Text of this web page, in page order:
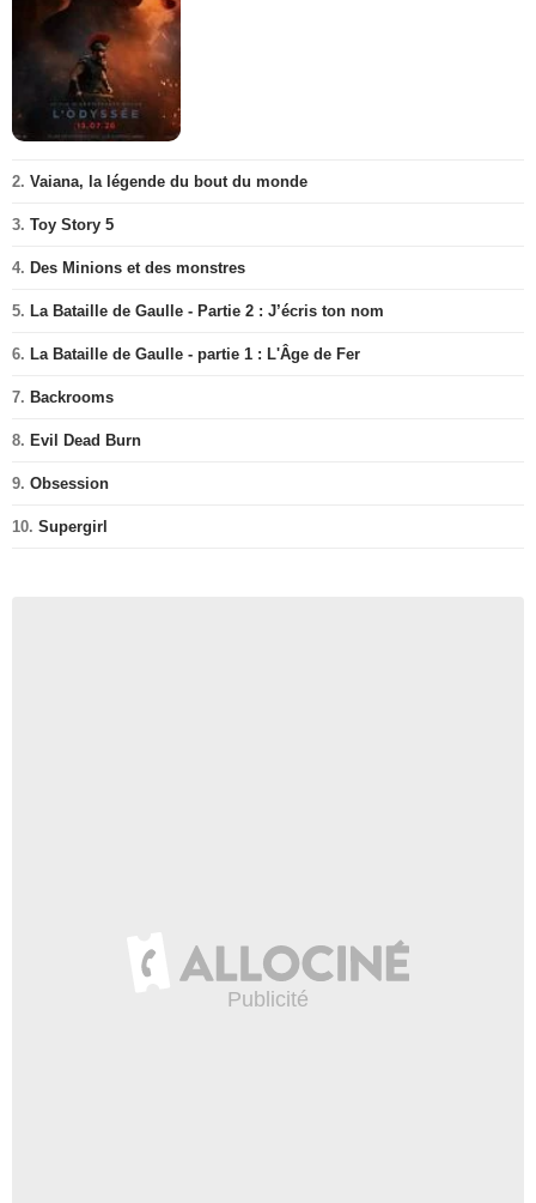
2. Vaiana, la légende du bout du monde
3. Toy Story 5
4. Des Minions et des monstres
5. La Bataille de Gaulle - Partie 2 : J’écris ton nom
6. La Bataille de Gaulle - partie 1 : L'Âge de Fer
7. Backrooms
8. Evil Dead Burn
9. Obsession
10. Supergirl